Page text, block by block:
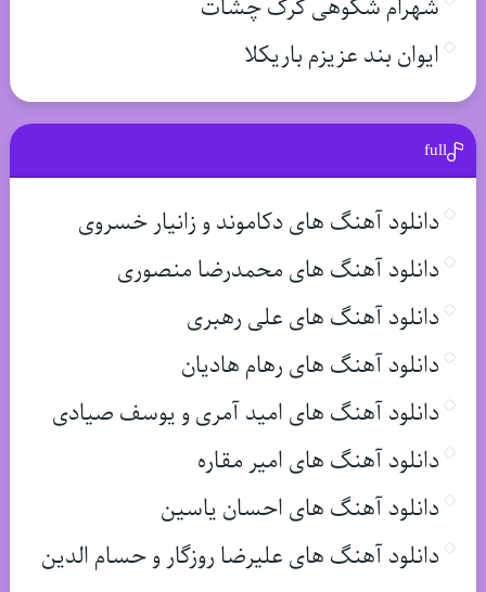
شهرام شکوهی گرگ چشات
ایوان بند عزیزم باریکلا
full
دانلود آهنگ های دکاموند و زانیار خسروی
دانلود آهنگ های محمدرضا منصوری
دانلود آهنگ های علی رهبری
دانلود آهنگ های رهام هادیان
دانلود آهنگ های امید آمری و یوسف صیادی
دانلود آهنگ های امیر مقاره
دانلود آهنگ های احسان یاسین
دانلود آهنگ های علیرضا روزگار و حسام الدین